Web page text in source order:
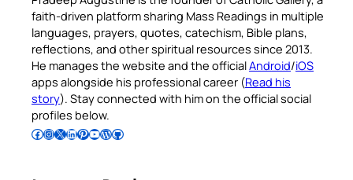
faith-driven platform sharing Mass Readings in multiple
languages, prayers, quotes, catechism, Bible plans,
reflections, and other spiritual resources since 2013.
He manages the website and the officialAndroid/iOS
apps alongside his professional career (Read his
story). Stay connected with him on the official social
profiles below.
Follow Pradeep on Facebook Follow Pradeep on InstagramFollow Pradeep on X Follow Pradeep on LinkedIn Follow Pradeep on Pinterest Subscribe to Pradeep’s Youtube Channel Follow Pradeep on WordPress Follow Pradeep on GitHub